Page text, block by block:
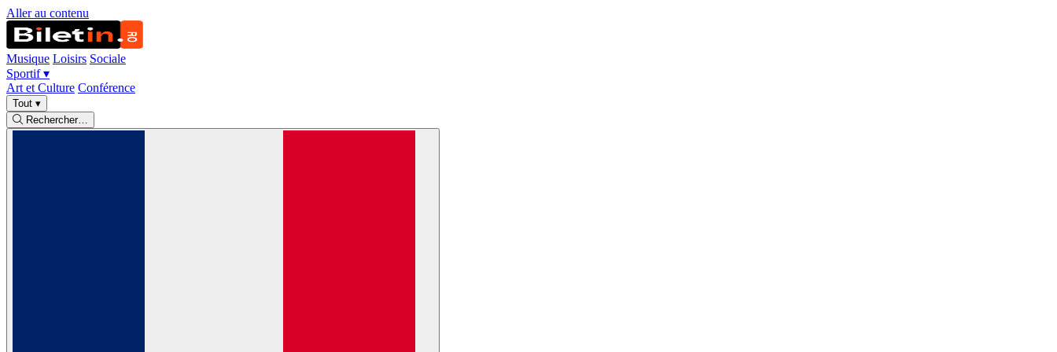
Aller au contenu
Musique Loisirs Sociale
Sportif▾
Art et Culture Conférence
Tout ▾
Rechercher…